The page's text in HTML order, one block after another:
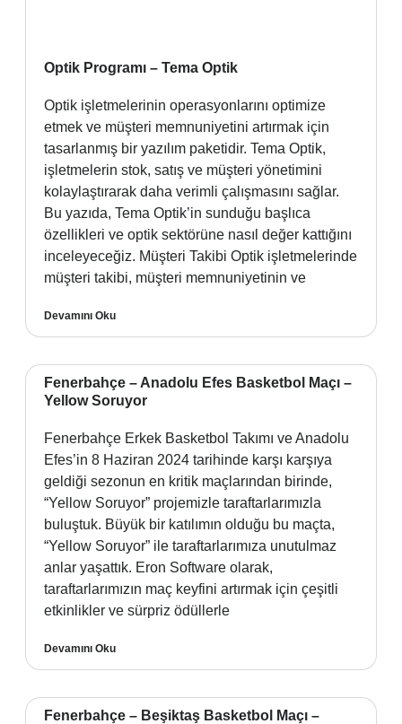
Optik Programı – Tema Optik
Optik işletmelerinin operasyonlarını optimize
etmek ve müşteri memnuniyetini artırmak için
tasarlanmış bir yazılım paketidir. Tema Optik,
işletmelerin stok, satış ve müşteri yönetimini
kolaylaştırarak daha verimli çalışmasını sağlar.
Bu yazıda, Tema Optik’in sunduğu başlıca
özellikleri ve optik sektörüne nasıl değer kattığını
inceleyeceğiz. Müşteri Takibi Optik işletmelerinde
müşteri takibi, müşteri memnuniyetinin ve
Devamını Oku
Fenerbahçe – Anadolu Efes Basketbol Maçı –
Yellow Soruyor
Fenerbahçe Erkek Basketbol Takımı ve Anadolu
Efes’in 8 Haziran 2024 tarihinde karşı karşıya
geldiği sezonun en kritik maçlarından birinde,
“Yellow Soruyor” projemizle taraftarlarımızla
buluştuk. Büyük bir katılımın olduğu bu maçta,
“Yellow Soruyor” ile taraftarlarımıza unutulmaz
anlar yaşattık. Eron Software olarak,
taraftarlarımızın maç keyfini artırmak için çeşitli
etkinlikler ve sürpriz ödüllerle
Devamını Oku
Fenerbahçe – Beşiktaş Basketbol Maçı –